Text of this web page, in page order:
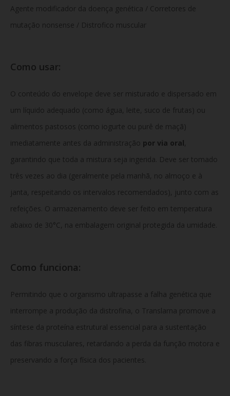
Agente modificador da doença genética / Corretores de
mutação nonsense / Distrofico muscular
Como usar:
O conteúdo do envelope deve ser misturado e dispersado em
um líquido adequado (como água, leite, suco de frutas) ou
alimentos pastosos (como iogurte ou purê de maçã)
imediatamente antes da administração por via oral,
garantindo que toda a mistura seja ingerida. Deve ser tomado
três vezes ao dia (geralmente pela manhã, no almoço e à
janta, respeitando os intervalos recomendados), junto com as
refeições. O armazenamento deve ser feito em temperatura
abaixo de 30°C, na embalagem original protegida da umidade.
Como funciona:
Permitindo que o organismo ultrapasse a falha genética que
interrompe a produção da distrofina, o Translarna promove a
síntese da proteína estrutural essencial para a sustentação
das fibras musculares, retardando a perda da função motora e
preservando a força física dos pacientes.